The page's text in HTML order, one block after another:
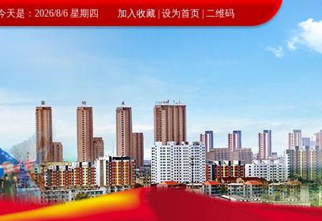
天是：2026/8/6 星期四 加入收藏 | 设为首页 | 二维码